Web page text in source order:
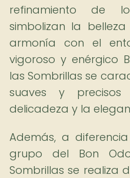
refinamiento de
simbolizan la
armonía con el
vigoroso y enérgico
las Sombrillas se
suaves y
delicadeza y la
Además, a
grupo del Bon
Sombrillas se realiza